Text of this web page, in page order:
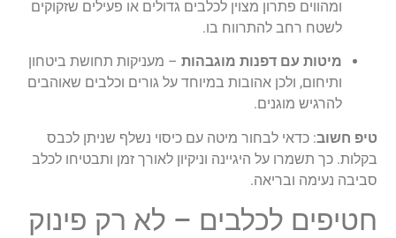
ומהווים פתרון מצוין לכלבים גדולים או פעילים שזקוקים
לשטח רחב להתרווח בו.
מיטות עם דפנות מוגבהות – מעניקות תחושת ביטחון
ותיחום, ולכן אהובות במיוחד על גורים וכלבים שאוהבים
להרגיש מוגנים.
טיפ חשוב: כדאי לבחור מיטה עם כיסוי נשלף שניתן לכבס
בקלות. כך תשמרו על היגיינה וניקיון לאורך זמן ותבטיחו לכלב
סביבה נעימה ובריאה.
חטיפים לכלבים – לא רק פינוק